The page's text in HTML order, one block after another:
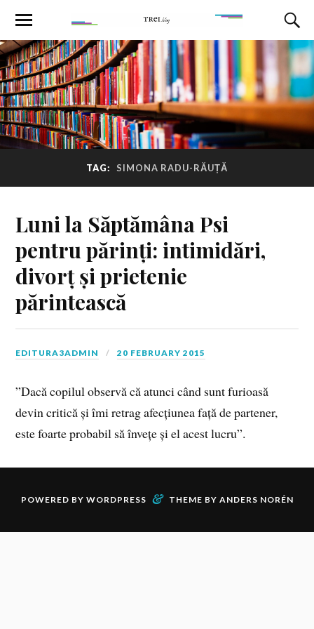
TAG: SIMONA RADU-RĂUȚĂ
Luni la Săptămâna Psi
pentru părinți: intimidări,
divorț și prietenie
părintească
EDITURA3ADMIN 20 FEBRUARY 2015
”Dacă copilul observă că atunci când sunt furioasă
devin critică și îmi retrag afecțiunea față de partener,
este foarte probabil să învețe și el acest lucru”.
POWERED BY WORDPRESS & THEME BY ANDERS NORÉN